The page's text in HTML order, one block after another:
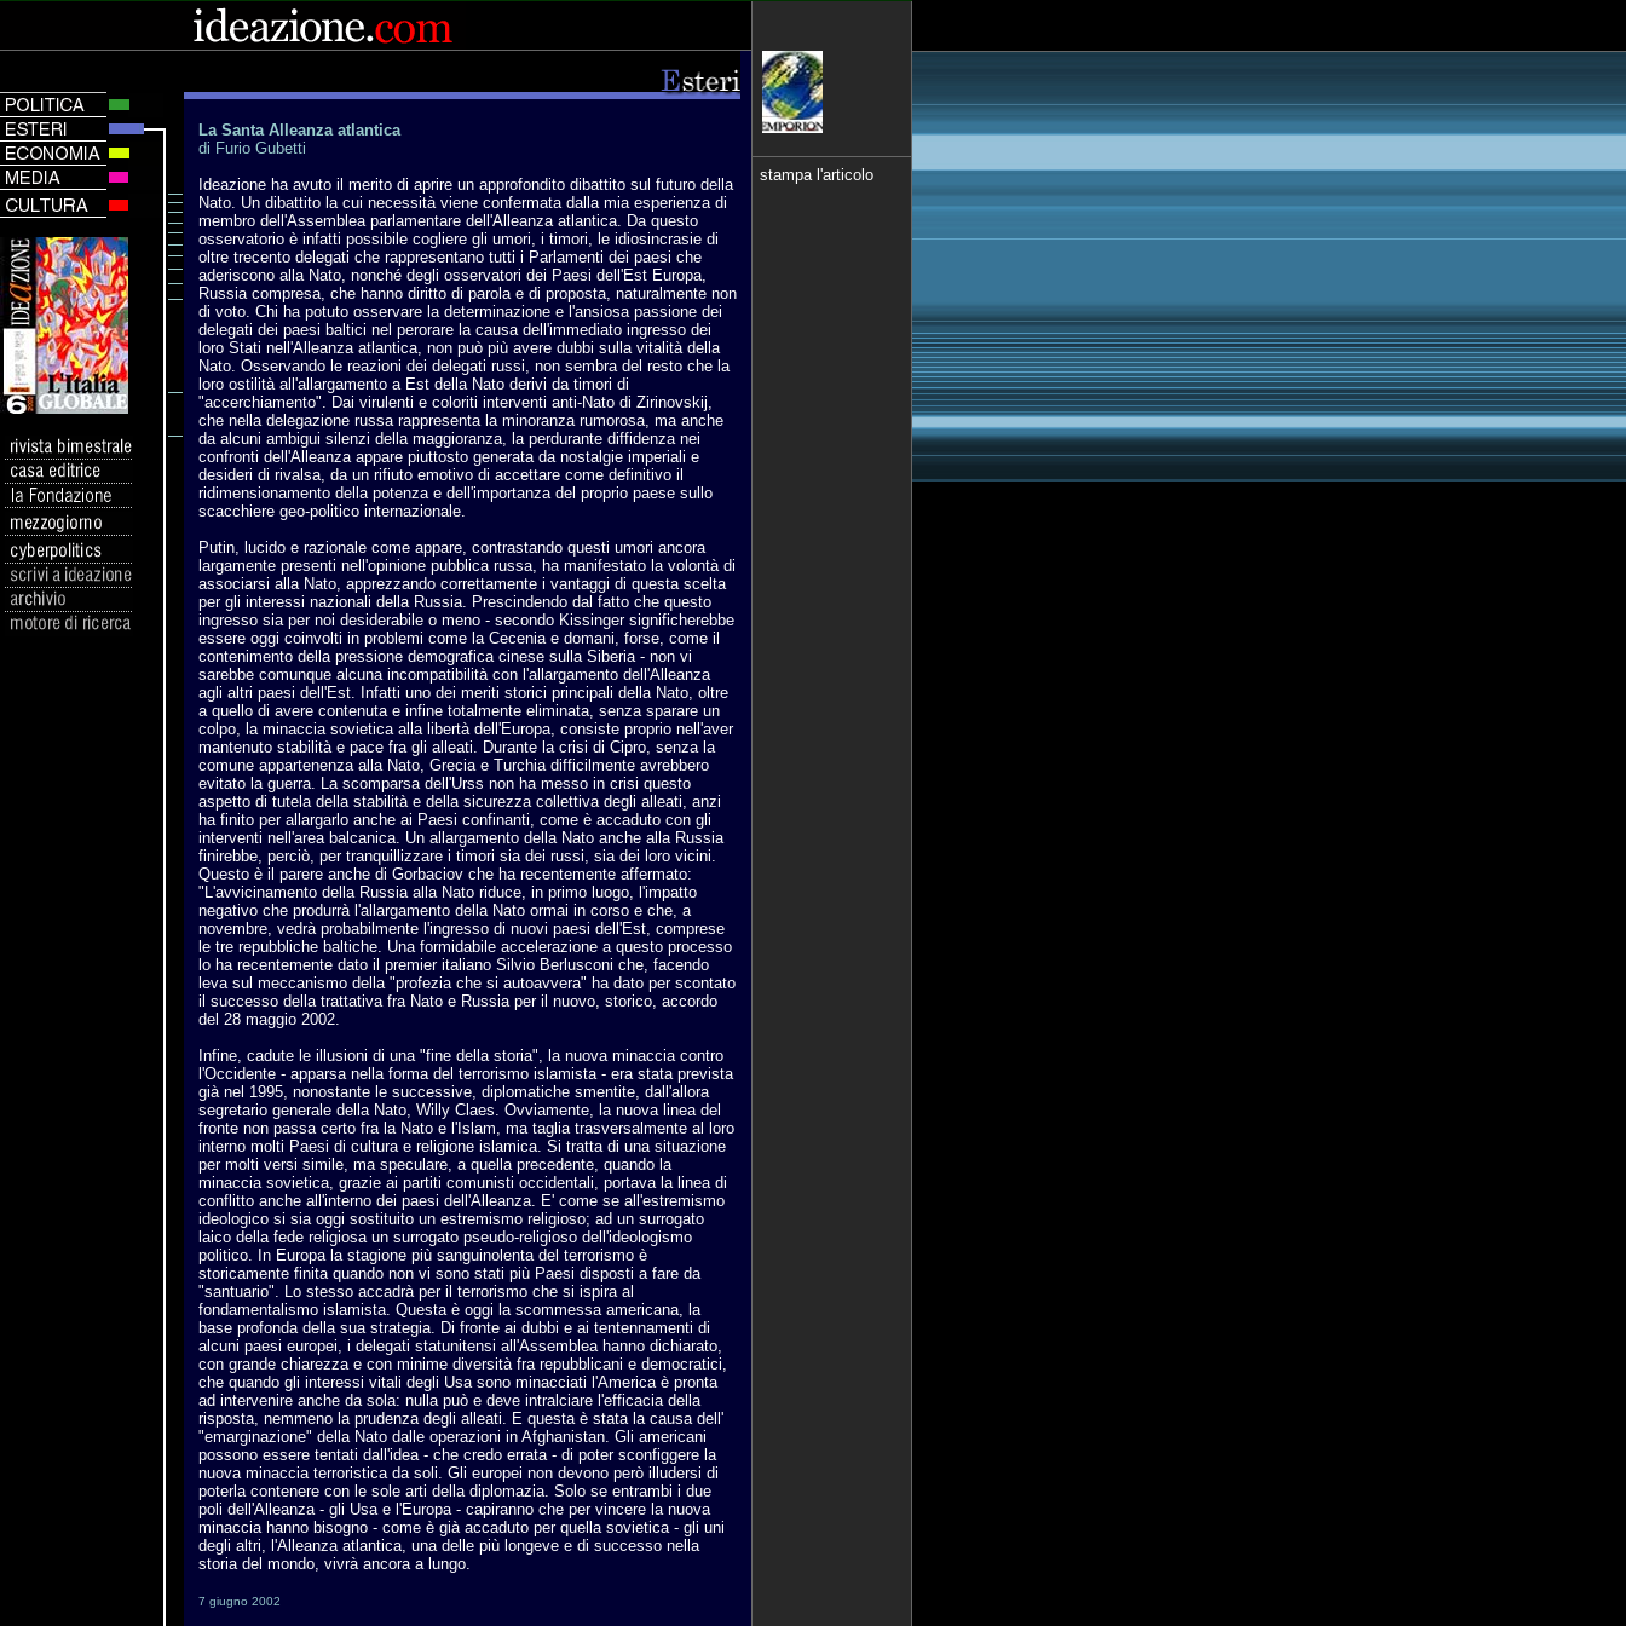
La Santa Alleanza atlantica
di Furio Gubetti
Ideazione ha avuto il merito di aprire un approfondito dibattito sul futuro della
Nato. Un dibattito la cui necessità viene confermata dalla mia esperienza di
membro dell'Assemblea parlamentare dell'Alleanza atlantica. Da questo
osservatorio è infatti possibile cogliere gli umori, i timori, le idiosincrasie di
oltre trecento delegati che rappresentano tutti i Parlamenti dei paesi che
aderiscono alla Nato, nonché degli osservatori dei Paesi dell'Est Europa,
Russia compresa, che hanno diritto di parola e di proposta, naturalmente non
di voto. Chi ha potuto osservare la determinazione e l'ansiosa passione dei
delegati dei paesi baltici nel perorare la causa dell'immediato ingresso dei
loro Stati nell'Alleanza atlantica, non può più avere dubbi sulla vitalità della
Nato. Osservando le reazioni dei delegati russi, non sembra del resto che la
loro ostilità all'allargamento a Est della Nato derivi da timori di
"accerchiamento". Dai virulenti e coloriti interventi anti-Nato di Zirinovskij,
che nella delegazione russa rappresenta la minoranza rumorosa, ma anche
da alcuni ambigui silenzi della maggioranza, la perdurante diffidenza nei
confronti dell'Alleanza appare piuttosto generata da nostalgie imperiali e
desideri di rivalsa, da un rifiuto emotivo di accettare come definitivo il
ridimensionamento della potenza e dell'importanza del proprio paese sullo
scacchiere geo-politico internazionale.
Putin, lucido e razionale come appare, contrastando questi umori ancora
largamente presenti nell'opinione pubblica russa, ha manifestato la volontà di
associarsi alla Nato, apprezzando correttamente i vantaggi di questa scelta
per gli interessi nazionali della Russia. Prescindendo dal fatto che questo
ingresso sia per noi desiderabile o meno - secondo Kissinger significherebbe
essere oggi coinvolti in problemi come la Cecenia e domani, forse, come il
contenimento della pressione demografica cinese sulla Siberia - non vi
sarebbe comunque alcuna incompatibilità con l'allargamento dell'Alleanza
agli altri paesi dell'Est. Infatti uno dei meriti storici principali della Nato, oltre
a quello di avere contenuta e infine totalmente eliminata, senza sparare un
colpo, la minaccia sovietica alla libertà dell'Europa, consiste proprio nell'aver
mantenuto stabilità e pace fra gli alleati. Durante la crisi di Cipro, senza la
comune appartenenza alla Nato, Grecia e Turchia difficilmente avrebbero
evitato la guerra. La scomparsa dell'Urss non ha messo in crisi questo
aspetto di tutela della stabilità e della sicurezza collettiva degli alleati, anzi
ha finito per allargarlo anche ai Paesi confinanti, come è accaduto con gli
interventi nell'area balcanica. Un allargamento della Nato anche alla Russia
finirebbe, perciò, per tranquillizzare i timori sia dei russi, sia dei loro vicini.
Questo è il parere anche di Gorbaciov che ha recentemente affermato:
"L'avvicinamento della Russia alla Nato riduce, in primo luogo, l'impatto
negativo che produrrà l'allargamento della Nato ormai in corso e che, a
novembre, vedrà probabilmente l'ingresso di nuovi paesi dell'Est, comprese
le tre repubbliche baltiche. Una formidabile accelerazione a questo processo
lo ha recentemente dato il premier italiano Silvio Berlusconi che, facendo
leva sul meccanismo della "profezia che si autoavvera" ha dato per scontato
il successo della trattativa fra Nato e Russia per il nuovo, storico, accordo
del 28 maggio 2002.
Infine, cadute le illusioni di una "fine della storia", la nuova minaccia contro
l'Occidente - apparsa nella forma del terrorismo islamista - era stata prevista
già nel 1995, nonostante le successive, diplomatiche smentite, dall'allora
segretario generale della Nato, Willy Claes. Ovviamente, la nuova linea del
fronte non passa certo fra la Nato e l'Islam, ma taglia trasversalmente al loro
interno molti Paesi di cultura e religione islamica. Si tratta di una situazione
per molti versi simile, ma speculare, a quella precedente, quando la
minaccia sovietica, grazie ai partiti comunisti occidentali, portava la linea di
conflitto anche all'interno dei paesi dell'Alleanza. E' come se all'estremismo
ideologico si sia oggi sostituito un estremismo religioso; ad un surrogato
laico della fede religiosa un surrogato pseudo-religioso dell'ideologismo
politico. In Europa la stagione più sanguinolenta del terrorismo è
storicamente finita quando non vi sono stati più Paesi disposti a fare da
"santuario". Lo stesso accadrà per il terrorismo che si ispira al
fondamentalismo islamista. Questa è oggi la scommessa americana, la
base profonda della sua strategia. Di fronte ai dubbi e ai tentennamenti di
alcuni paesi europei, i delegati statunitensi all'Assemblea hanno dichiarato,
con grande chiarezza e con minime diversità fra repubblicani e democratici,
che quando gli interessi vitali degli Usa sono minacciati l'America è pronta
ad intervenire anche da sola: nulla può e deve intralciare l'efficacia della
risposta, nemmeno la prudenza degli alleati. E questa è stata la causa dell'
"emarginazione" della Nato dalle operazioni in Afghanistan. Gli americani
possono essere tentati dall'idea - che credo errata - di poter sconfiggere la
nuova minaccia terroristica da soli. Gli europei non devono però illudersi di
poterla contenere con le sole arti della diplomazia. Solo se entrambi i due
poli dell'Alleanza - gli Usa e l'Europa - capiranno che per vincere la nuova
minaccia hanno bisogno - come è già accaduto per quella sovietica - gli uni
degli altri, l'Alleanza atlantica, una delle più longeve e di successo nella
storia del mondo, vivrà ancora a lungo.
7 giugno 2002
stampa l'articolo